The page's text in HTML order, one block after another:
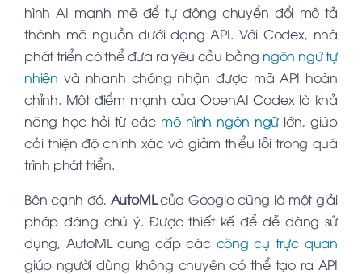
hình AI mạnh mẽ để tự động chuyển đổi mô tả
thành mã nguồn dưới dạng API. Với Codex, nhà
phát triển có thể đưa ra yêu cầu bằng ngôn ngữ tự
nhiên và nhanh chóng nhận được mã API hoàn
chỉnh. Một điểm mạnh của OpenAI Codex là khả
năng học hỏi từ các mô hình ngôn ngữ lớn, giúp
cải thiện độ chính xác và giảm thiểu lỗi trong quá
trình phát triển.
Bên cạnh đó, AutoMLcủa Google cũng là một giải
pháp đáng chú ý. Được thiết kế để dễ dàng sử
dụng, AutoML cung cấp các công cụ trực quan
giúp người dùng không chuyên có thể tạo ra API